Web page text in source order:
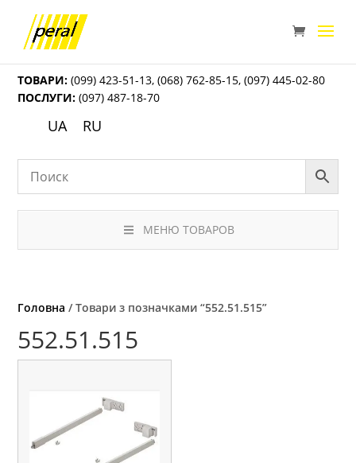
ТОВАРИ: (099) 423-51-13,(068) 762-85-15,(097) 445-02-80
ПОСЛУГИ: (097) 487-18-70
UA RU
МЕНЮ ТОВАРОВ
Головна / Товари з позначками “552.51.515”
552.51.515